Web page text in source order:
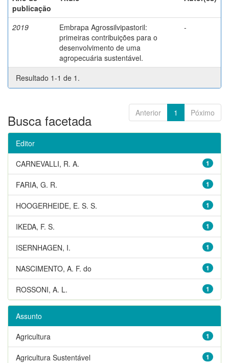
publicação
2019
Embrapa Agrossilvipastoril:
primeiras contribuições para o
desenvolvimento de uma
agropecuária sustentável.
-
Resultado 1-1 de 1.
Anterior 1 Póximo
Busca facetada
Editor
1
CARNEVALLI, R. A.
1
FARIA, G. R.
1
HOOGERHEIDE, E. S. S.
1
IKEDA, F. S.
1
ISERNHAGEN, I.
1
NASCIMENTO, A. F. do
1
ROSSONI, A. L.
Assunto
1
Agricultura
1
Agricultura Sustentável